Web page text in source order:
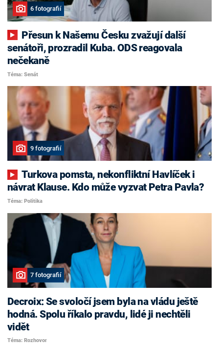
6 fotografií
senátoři, prozradil Kuba. ODS reagovala
nečekaně
Téma: Senát
9 fotografií
Turkova pomsta, nekonfliktní Havlíček i
návrat Klause. Kdo může vyzvat Petra Pavla?
Téma: Politika
7 fotografií
Decroix: Se svoločí jsem byla na vládu ještě
hodná. Spolu říkalo pravdu, lidé ji nechtěli
vidět
Téma: Rozhovor